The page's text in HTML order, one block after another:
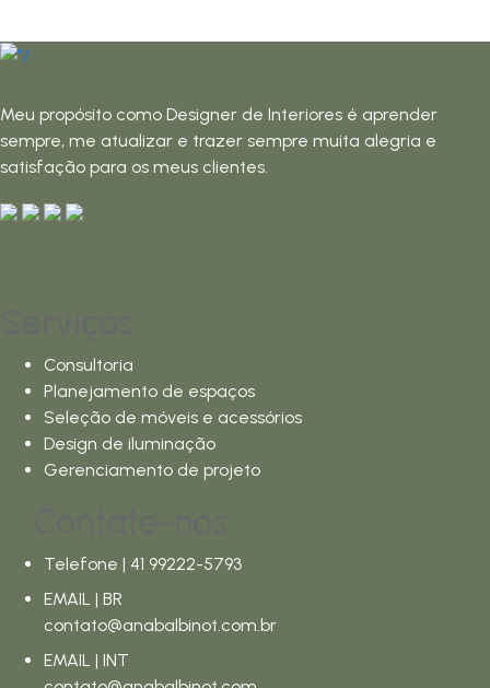
Meu propósito como Designer de Interiores é aprender
sempre, me atualizar e trazer sempre muita alegria e
satisfação para os meus clientes.
Consultoria
Planejamento de espaços
Seleção de móveis e acessórios
Design de iluminação
Gerenciamento de projeto
Telefone | 41 99222-5793
EMAIL | BR
contato@anabalbinot.com.br
EMAIL | INT